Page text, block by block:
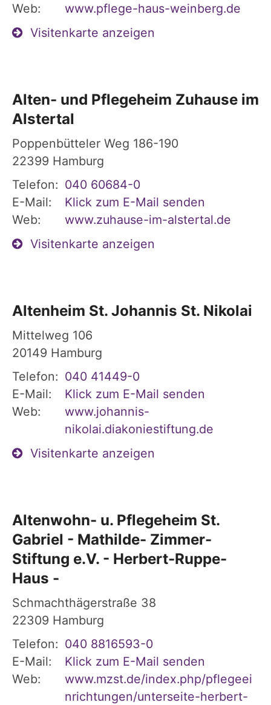
Web:
www.pflege-haus-weinberg.de
Visitenkarte anzeigen
Alten- und Pflegeheim Zuhause im
Alstertal
Poppenbütteler Weg 186-190
22399 Hamburg
Telefon: 040 60684-0
E-Mail:
Klick zum E-Mail senden
Web:
www.zuhause-im-alstertal.de
Visitenkarte anzeigen
Altenheim St. Johannis St. Nikolai
Mittelweg 106
20149 Hamburg
Telefon: 040 41449-0
E-Mail:
Klick zum E-Mail senden
Web:
www.johannis-
nikolai.diakoniestiftung.de
Visitenkarte anzeigen
Altenwohn- u. Pflegeheim St.
Gabriel - Mathilde- Zimmer-
Stiftung e.V. - Herbert-Ruppe-
Haus -
Schmachthägerstraße 38
22309 Hamburg
Telefon: 040 8816593-0
E-Mail:
Klick zum E-Mail senden
Web:
www.mzst.de/index.php/pflegeei
nrichtungen/unterseite-herbert-